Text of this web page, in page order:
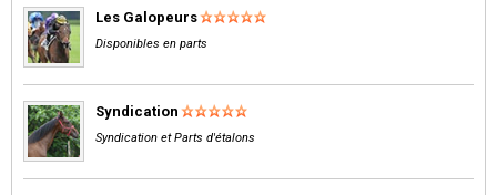
Les Galopeurs
Disponibles en parts
Syndication
Syndication et Parts d'étalons